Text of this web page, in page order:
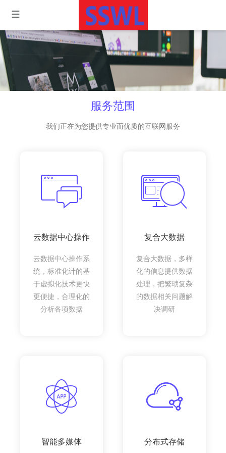
服务范围
我们正在为您提供专业而优质的互联网服务
云数据中心操作
云数据中心操作系
统，标准化计的基
于虚拟化技术更快
更便捷，合理化的
分析各项数据
复合大数据
复合大数据，多样
化的信息提供数据
处理，把繁琐复杂
的数据相关问题解
决调研
智能多媒体 分布式存储